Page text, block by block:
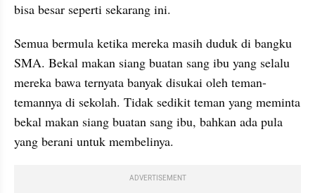
bisa besar seperti sekarang ini.
Semua bermula ketika mereka masih duduk di bangku
SMA. Bekal makan siang buatan sang ibu yang selalu
mereka bawa ternyata banyak disukai oleh teman-
temannya di sekolah. Tidak sedikit teman yang meminta
bekal makan siang buatan sang ibu, bahkan ada pula
yang berani untuk membelinya.
ADVERTISEMENT